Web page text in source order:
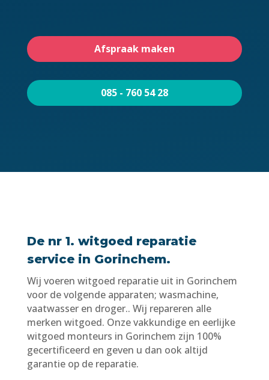
Afspraak maken
085 - 760 54 28
De nr 1. witgoed reparatie
service in Gorinchem.
Wij voeren witgoed reparatie uit in Gorinchem
voor de volgende apparaten; wasmachine,
vaatwasser en droger.. Wij repareren alle
merken witgoed. Onze vakkundige en eerlijke
witgoed monteurs in Gorinchem zijn 100%
gecertificeerd en geven u dan ook altijd
garantie op de reparatie.